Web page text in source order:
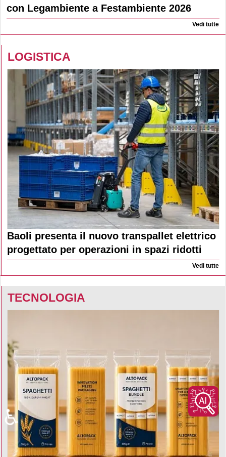
con Legambiente a Festambiente 2026
Vedi tutte
LOGISTICA
Baoli presenta il nuovo transpallet elettrico
progettato per operazioni in spazi ridotti
Vedi tutte
TECNOLOGIA